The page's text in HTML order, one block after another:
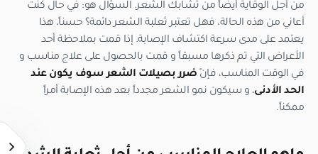
من أجل الوقاية أيضاً من تشابك الشعر. السؤال هو: في حال كنت
أعاني من هذه الحالة، فهل تعتبر ثعلبة الشعر دائمة؟ حسناً، هذا
يعتمد على مدى سرعة اكتشاف الإصابة. إذا قمت بملاحظة أحد
الأعراض التي تم ذكرها مسبقاً و قمت بالحصول على علاج مناسب و
في الوقت المناسب، فإنّ ضرر بصيلات الشعر سوف يكون عند
الحد الأدنى، و سيكون نمو الشعر مجدداً بعد هذه الإصابة أمراً
ممكناً.